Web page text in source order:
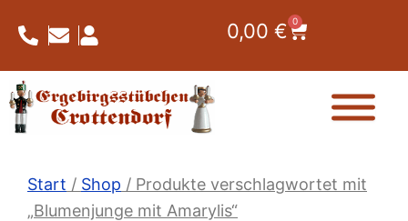
Inhalt
springen
0,00 € 0
Warenkorb
Start / Shop / Produkte verschlagwortet mit
„Blumenjunge mit Amarylis“